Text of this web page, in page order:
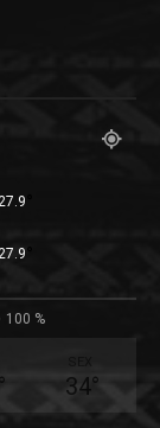
100 %
° 34°